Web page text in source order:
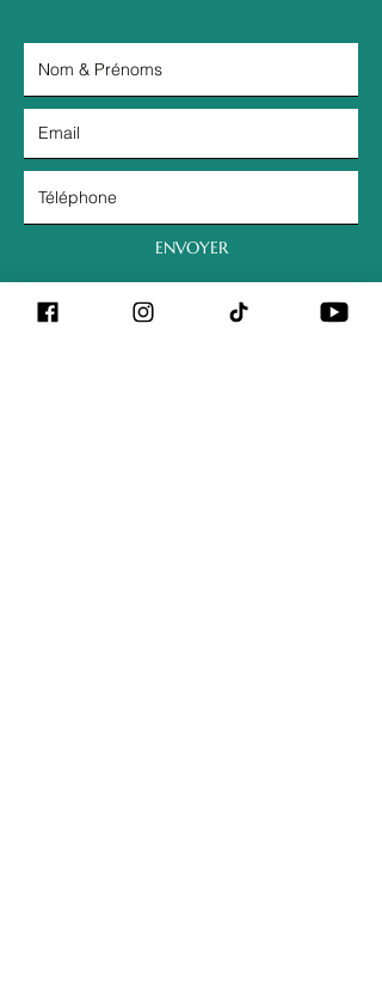
ENVOYER